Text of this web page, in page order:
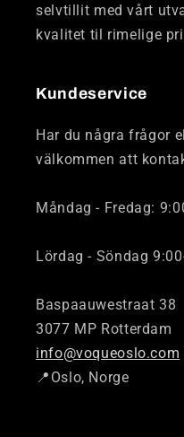
selvtillit med vårt
kvalitet til rimelige
Kundeservice
Har du några frågor
välkommen att
Måndag - Fredag:
Lördag - Söndag
Baspaauwestraat 38
3077 MP Rotterdam
info@voqueoslo.com
📍Oslo, Norge